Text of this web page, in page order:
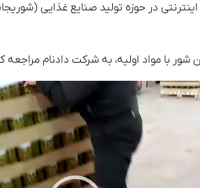
در حوزه تولید صنایع غذایی
شور با مواد اولیه، به شرکت دادنام مراجعه